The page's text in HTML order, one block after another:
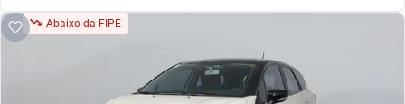
Abaixo da FIPE